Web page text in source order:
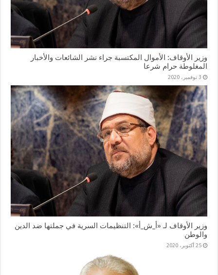
وزير الأوقاف: الأموال المكتسبة جراء نشر الشائعات والأخبار
المغلوطة حرام شرعا
3 نوفمبر، 2020
وزير الأوقاف لـ «أ_ش_أ»: التنظيمات السرية في جملتها ضد الدين
والوطن
25 أكتوبر، 2020